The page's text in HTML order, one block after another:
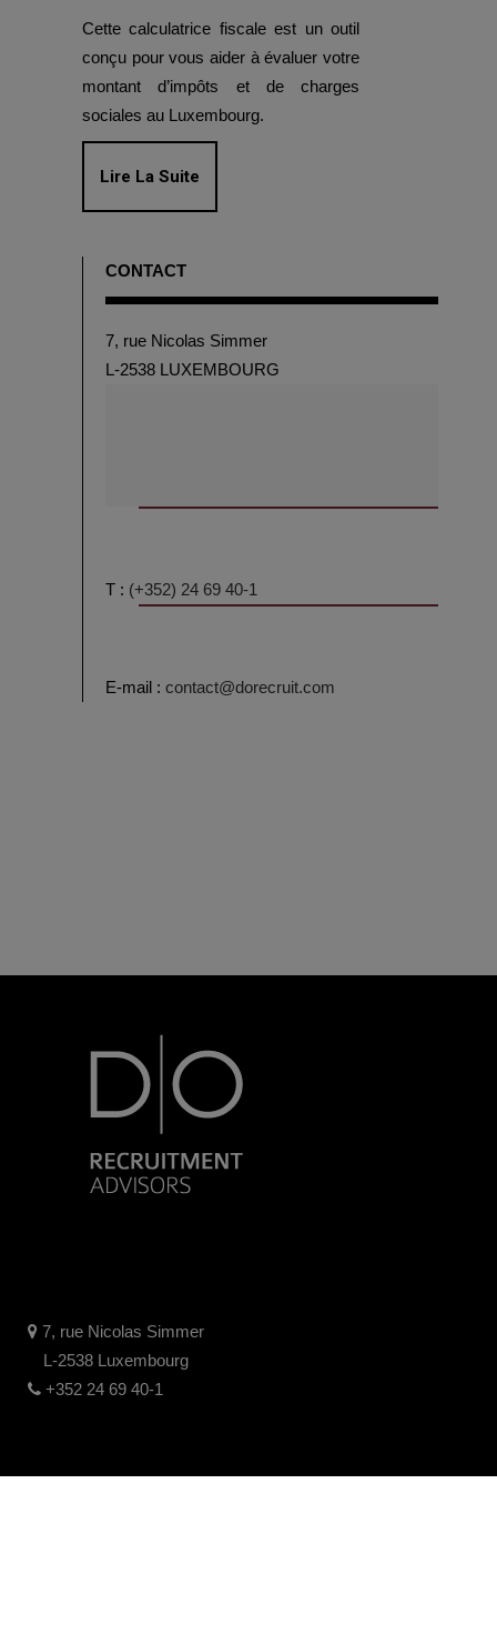
Cette calculatrice fiscale est un outil
conçu pour vous aider à évaluer votre
montant d’impôts et de charges
sociales au Luxembourg.
Lire La Suite
CONTACT
7, rue Nicolas Simmer
L-2538 LUXEMBOURG
T : (+352) 24 69 40-1
E-mail : contact@dorecruit.com
7, rue Nicolas Simmer
L-2538 Luxembourg
+352 24 69 40-1